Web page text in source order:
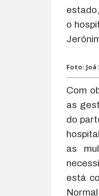
o
Foto: Joá
Com
as
do
as
está